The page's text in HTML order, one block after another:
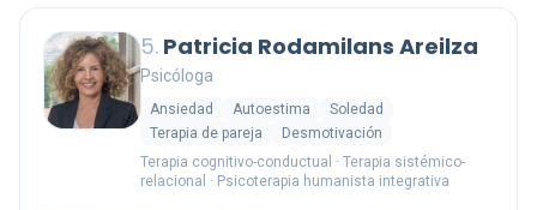
5. Patricia Rodamilans Areilza
Psicóloga
Ansiedad Autoestima
Soledad
Terapia de pareja
Desmotivación
Terapia cognitivo-conductual · Terapia sistémico-
relacional · Psicoterapia humanista integrativa